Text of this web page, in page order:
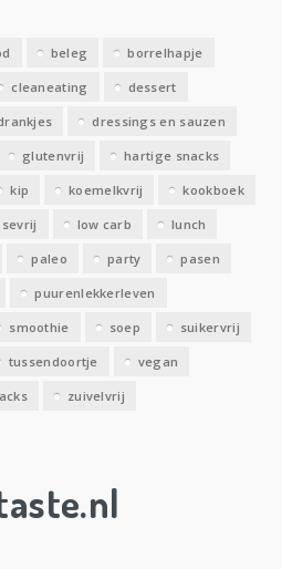
beleg borrelhapje
cleaneating dessert
dressings en sauzen
glutenvrij hartige snacks
kip koemelkvrij kookboek
low carb lunch
paleo party pasen
puurenlekkerleven
smoothie soep suikervrij
tussendoortje vegan
zuivelvrij